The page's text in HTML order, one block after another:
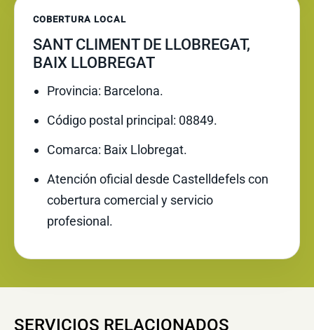
COBERTURA LOCAL
SANT CLIMENT DE LLOBREGAT,
BAIX LLOBREGAT
Provincia: Barcelona.
Código postal principal: 08849.
Comarca: Baix Llobregat.
Atención oficial desde Castelldefels con
cobertura comercial y servicio
profesional.
SERVICIOS RELACIONADOS